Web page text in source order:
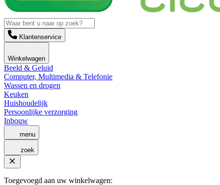
Klantenservice
Winkelwagen
Beeld & Geluid
Computer, Multimedia & Telefonie
Wassen en drogen
Keuken
Huishoudelijk
Persoonlijke verzorging
Inbouw
menu
zoek
Toegevoegd aan uw winkelwagen: